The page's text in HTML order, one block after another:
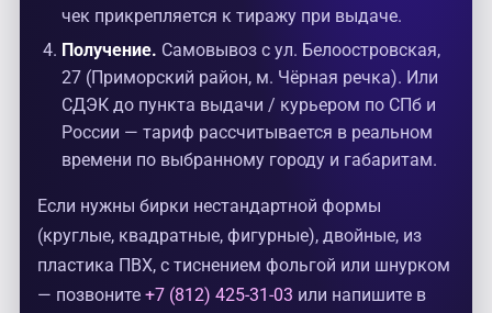
чек прикрепляется к тиражу при выдаче.
Получение. Самовывоз с ул. Белоостровская,
27 (Приморский район, м. Чёрная речка). Или
СДЭК до пункта выдачи / курьером по СПб и
России — тариф рассчитывается в реальном
времени по выбранному городу и габаритам.
Если нужны бирки нестандартной формы
(круглые, квадратные, фигурные), двойные, из
пластика ПВХ, с тиснением фольгой или шнурком
— позвоните +7 (812) 425-31-03 или напишите в